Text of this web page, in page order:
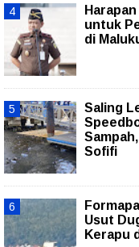
untuk
di
Saling
Sofifi
Usut
Kerapu